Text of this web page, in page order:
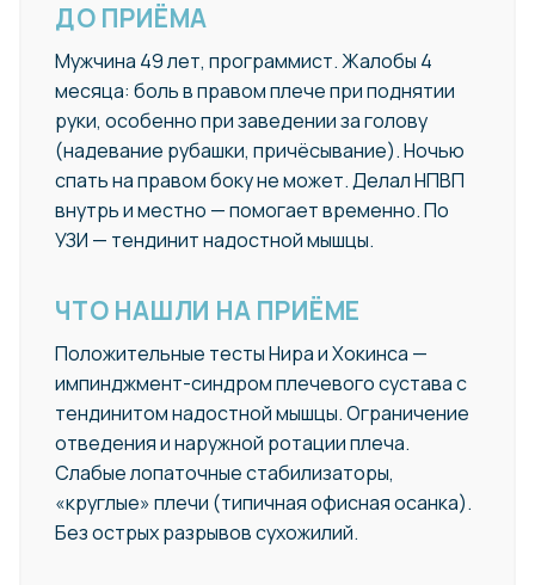
ДО ПРИЁМА
Мужчина 49 лет, программист. Жалобы 4
месяца: боль в правом плече при поднятии
руки, особенно при заведении за голову
(надевание рубашки, причёсывание). Ночью
спать на правом боку не может. Делал НПВП
внутрь и местно — помогает временно. По
УЗИ — тендинит надостной мышцы.
ЧТО НАШЛИ НА ПРИЁМЕ
Положительные тесты Нира и Хокинса —
импинджмент-синдром плечевого сустава с
тендинитом надостной мышцы. Ограничение
отведения и наружной ротации плеча.
Слабые лопаточные стабилизаторы,
«круглые» плечи (типичная офисная осанка).
Без острых разрывов сухожилий.